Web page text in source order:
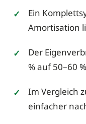
Ein
Amortisation
Der
% auf 50–60
Im Vergleich
einfacher